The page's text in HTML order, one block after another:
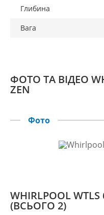
Глибина
Вага
ФОТО ТА ВІДЕО
ZEN
Фото
WHIRLPOOL
(ВСЬОГО 2)